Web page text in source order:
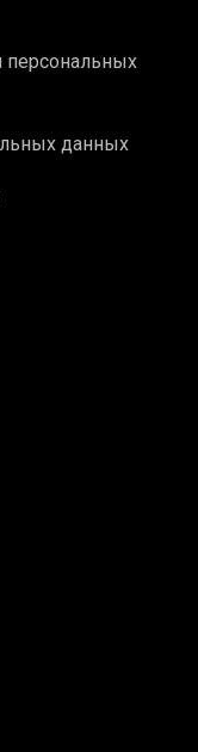
персональных
данных